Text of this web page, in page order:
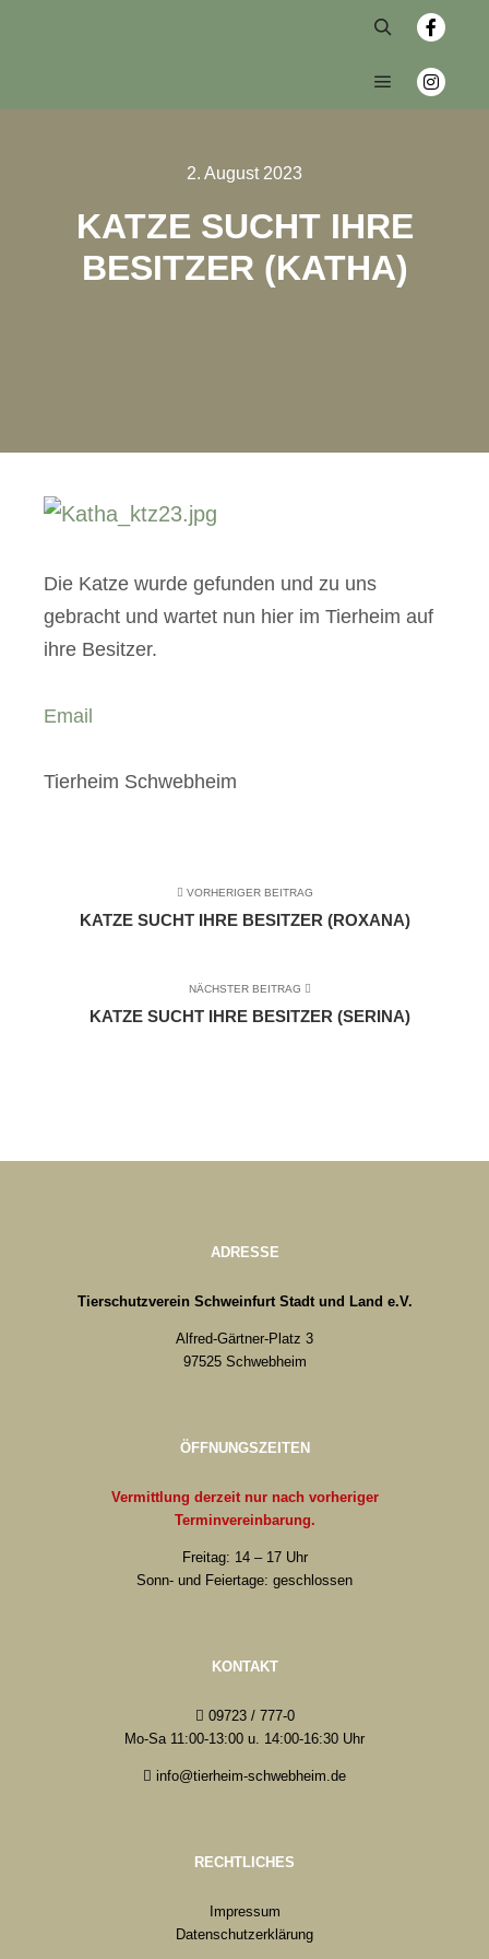
2. August 2023
KATZE SUCHT IHRE
BESITZER (KATHA)
Die Katze wurde gefunden und zu uns
gebracht und wartet nun hier im Tierheim auf
ihre Besitzer.
Email
Tierheim Schwebheim
VORHERIGER BEITRAG
KATZE SUCHT IHRE BESITZER (ROXANA)
NÄCHSTER BEITRAG
KATZE SUCHT IHRE BESITZER (SERINA)
ADRESSE
Tierschutzverein Schweinfurt Stadt und Land e.V.
Alfred-Gärtner-Platz 3
97525 Schwebheim
ÖFFNUNGSZEITEN
Vermittlung derzeit nur nach vorheriger
Terminvereinbarung.
Freitag: 14 – 17 Uhr
Sonn- und Feiertage: geschlossen
KONTAKT
09723 / 777-0
Mo-Sa 11:00-13:00 u. 14:00-16:30 Uhr
info@tierheim-schwebheim.de
RECHTLICHES
Impressum
Datenschutzerklärung